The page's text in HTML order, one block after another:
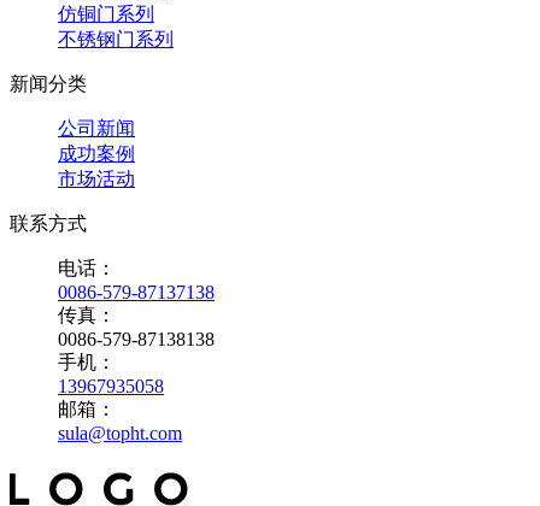
仿铜门系列
不锈钢门系列
新闻分类
公司新闻
成功案例
市场活动
联系方式
电话：
0086-579-87137138
传真：
0086-579-87138138
手机：
13967935058
邮箱：
sula@topht.com